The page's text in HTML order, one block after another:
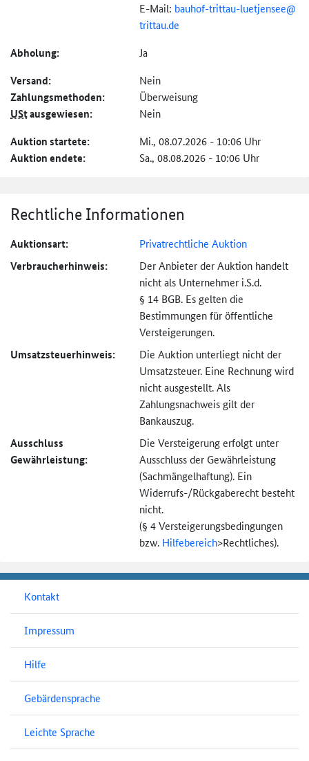
E-Mail: bauhof-trittau-luetjensee@
trittau.de
Abholung: Ja
Versand: Nein
Zahlungs­methoden: Überweisung
UStausgewiesen: Nein
Auktion startete: Mi., 08.07.2026 - 10:06 Uhr
Auktion endete: Sa., 08.08.2026 - 10:06 Uhr
Rechtliche Informationen
Auktionsart: Privatrechtliche Auktion
Verbraucher­hinweis:
Der Anbieter der Auktion handelt
nicht als Unternehmer i.S.d.
§ 14 BGB. Es gelten die
Bestimmungen für öffentliche
Versteigerungen.
Umsatzsteuer­hinweis:
Die Auktion unterliegt nicht der
Umsatzsteuer. Eine Rechnung wird
nicht ausgestellt. Als
Zahlungsnachweis gilt der
Bankauszug.
Ausschluss
Gewährleistung:
Die Versteigerung erfolgt unter
Ausschluss der Gewährleistung
(Sachmängel­haftung). Ein
Widerrufs-/Rückgaberecht besteht
nicht.
(§ 4 Versteigerungs­bedingungen
bzw. Hilfebereich>Rechtliches).
Kontakt
Impressum
Hilfe
Gebärdensprache
Leichte Sprache